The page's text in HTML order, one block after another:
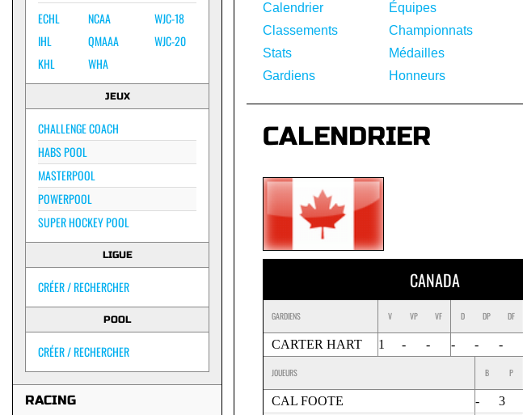
ECHL
IHL
KHL
NCAA
QMAAA
WHA
WJC-18
WJC-20
JEUX
CHALLENGE COACH
HABS POOL
MASTERPOOL
POWERPOOL
SUPER HOCKEY POOL
LIGUE
CRÉER / RECHERCHER
POOL
CRÉER / RECHERCHER
RACING
Calendrier
Classements
Stats
Gardiens
Équipes
Championnats
Médailles
Honneurs
CALENDRIER
CANADA
GARDIENS V VP VF D DP DF
CARTER HART 1 - - - - -
JOUEURS B P
CAL FOOTE - 3